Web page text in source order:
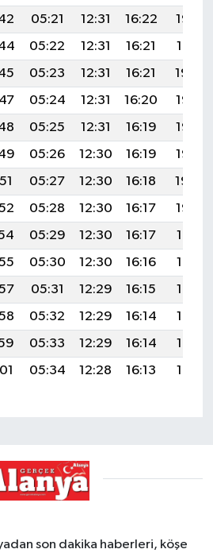
05:21 12:31 16:22
19:32
05:22 12:31 16:21
19:31
05:23 12:31 16:21
19:29
05:24 12:31 16:20
19:28
05:25 12:31 16:19
19:27
05:26 12:30 16:19
19:25
05:27 12:30 16:18
19:24
05:28 12:30 16:17
19:22
05:29 12:30 16:17
19:21
05:30 12:30 16:16
19:19
05:31 12:29 16:15
19:18
05:32 12:29 16:14
19:16
05:33 12:29 16:14
19:15
05:34 12:28 16:13 19:13
son dakika haberleri, köşe